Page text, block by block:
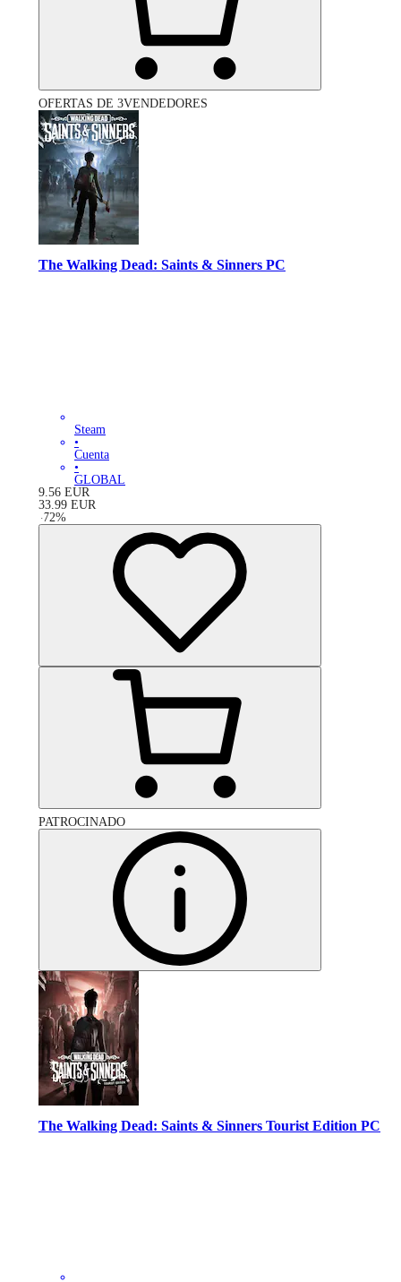
OFERTAS DE 3VENDEDORES
The Walking Dead: Saints & Sinners PC
Steam
•
Cuenta
•
GLOBAL
9.56 EUR
33.99 EUR
-72%
PATROCINADO
The Walking Dead: Saints & Sinners Tourist Edition PC